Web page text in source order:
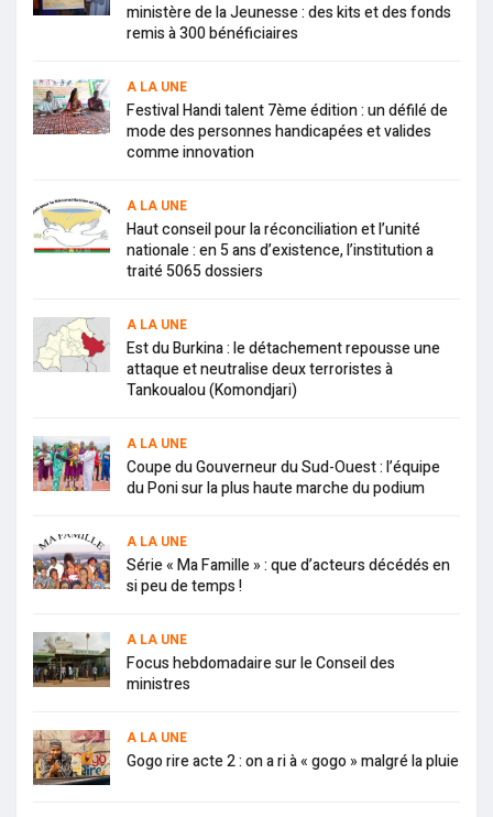
ministère de la Jeunesse : des kits et des fonds
remis à 300 bénéficiaires
A LA UNE
Festival Handi talent 7ème édition : un défilé de
mode des personnes handicapées et valides
comme innovation
A LA UNE
Haut conseil pour la réconciliation et l’unité
nationale : en 5 ans d’existence, l’institution a
traité 5065 dossiers
A LA UNE
Est du Burkina : le détachement repousse une
attaque et neutralise deux terroristes à
Tankoualou (Komondjari)
A LA UNE
Coupe du Gouverneur du Sud-Ouest : l’équipe
du Poni sur la plus haute marche du podium
A LA UNE
Série « Ma Famille » : que d’acteurs décédés en
si peu de temps !
A LA UNE
Focus hebdomadaire sur le Conseil des
ministres
A LA UNE
Gogo rire acte 2 : on a ri à « gogo » malgré la pluie